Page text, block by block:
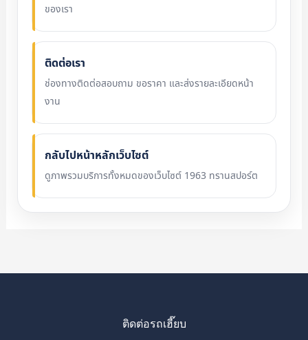
ของเรา
ติดต่อเรา
ช่องทางติดต่อสอบถาม ขอราคา และส่งรายละเอียดหน้า
งาน
กลับไปหน้าหลักเว็บไซต์
ดูภาพรวมบริการทั้งหมดของเว็บไซต์ 1963 ทรานสปอร์ต
ติดต่อรถเฮี๊ยบ